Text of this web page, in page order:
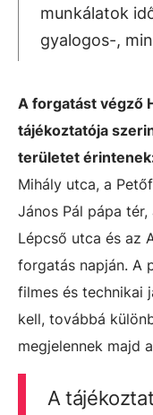
munkálatok
gyalogos-,
A forgatást végző
tájékoztatója
területet
Mihály utca, a
János Pál pápa
Lépcső utca és az
forgatás napján. A
filmes és technikai
kell, továbbá
megjelennek majd
A